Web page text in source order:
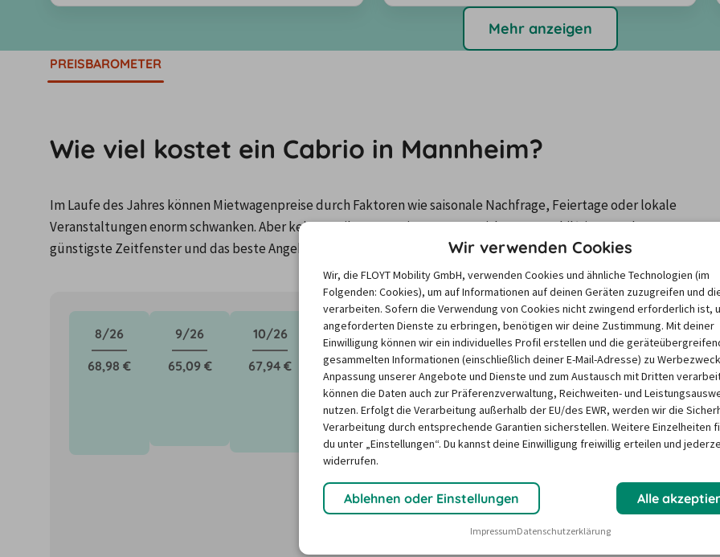
Mehr anzeigen
PREISBAROMETER
Wie viel kostet ein Cabrio in Mannheim?
Im Laufe des Jahres können Mietwagenpreise durch Faktoren wie saisonale Nachfrage, Feiertage oder lokale
Veranstaltungen enorm schwanken. Aber keine Panik: Unser Mietwagen-Preisbarometer hilft immer, das
günstigste Zeitfenster und das beste Angebot für den Mietwagen zu finden – versprochen!
8/26
68,98 €
9/26
65,09 €
10/26
67,94 €
11/26
68,63 €
12/26
68,51 €
1/27
66,79 €
2/27
66,91 €
3/27
67,25 €
Wir verwenden Cookies
Wir, die FLOYT Mobility GmbH, verwenden Cookies und ähnliche Technologien (im
Folgenden: Cookies), um auf Informationen auf deinen Geräten zuzugreifen und
verarbeiten. Sofern die Verwendung von Cookies nicht zwingend erforderlich ist,
angeforderten Dienste zu erbringen, benötigen wir deine Zustimmung. Mit deiner
Einwilligung können wir ein individuelles Profil erstellen und die
gesammelten Informationen (einschließlich deiner E-Mail-Adresse) zu
Anpassung unserer Angebote und Dienste und zum Austausch mit Dritten
können die Daten auch zur Präferenzverwaltung, Reichweiten- und
nutzen. Erfolgt die Verarbeitung außerhalb der EU/des EWR, werden wir die
Verarbeitung durch entsprechende Garantien sicherstellen. Weitere Einzelheiten
du unter „Einstellungen“. Du kannst deine Einwilligung freiwillig erteilen und
widerrufen.
Ablehnen oder Einstellungen Alle
ImpressumDatenschutzerklärung